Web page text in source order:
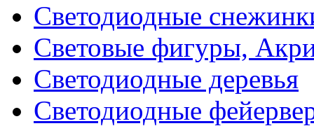
Светодиодные
Световые фигуры,
Светодиодные деревья
Светодиодные